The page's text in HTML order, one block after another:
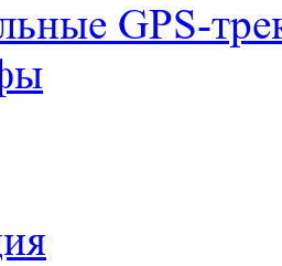
GPS-